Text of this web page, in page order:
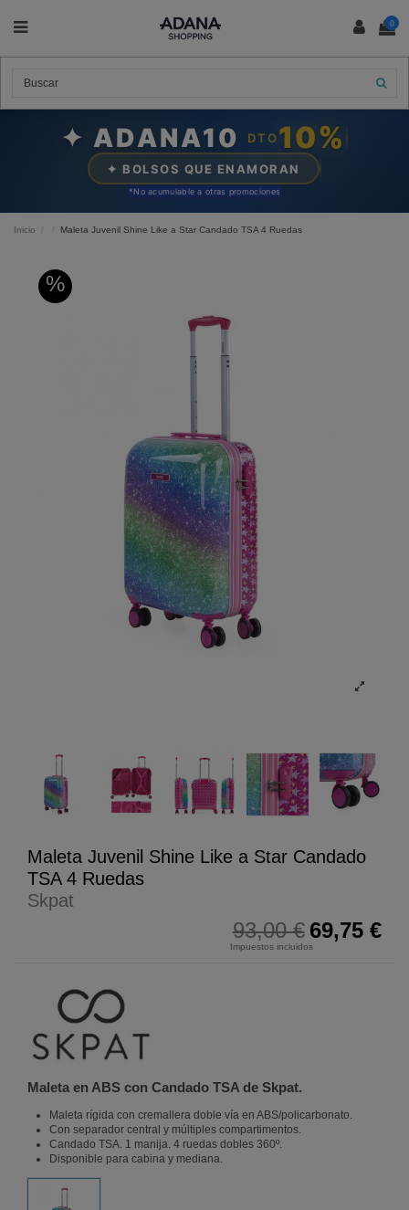
0
✦ ADANA10 DTO10%
✦ BOLSOS QUE ENAMORAN
*No acumulable a otras promociones
Inicio Maleta Juvenil Shine Like a Star Candado TSA 4 Ruedas
%
Maleta Juvenil Shine Like a Star Candado
TSA 4 Ruedas
Skpat
93,00 € 69,75 €
Impuestos incluidos
Maleta en ABS con Candado TSA de Skpat.
Maleta rígida con cremallera doble vía en ABS/policarbonato.
Con separador central y múltiples compartimentos.
Candado TSA. 1 manija. 4 ruedas dobles 360º.
Disponible para cabina y mediana.
Fucsia